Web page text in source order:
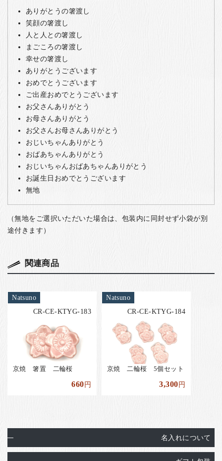
ありがとうの箸渡し
笑顔の箸渡し
人と人との箸渡し
まごころの箸渡し
幸せの箸渡し
ありがとうございます
おめでとうございます
ご出産おめでとうございます
お父さんありがとう
お母さんありがとう
お父さんお母さんありがとう
おじいちゃんありがとう
おばあちゃんありがとう
おじいちゃんおばあちゃんありがとう
お誕生日おめでとうございます
無地
（無地をご選択いただいた場合は、包装内に同封せず小袋が別
途付きます）
関連商品
Natsuno
CR-CE-KTYG-183
京焼 箸置 二輪桜
660円
Natsuno
CR-CE-KTYG-184
京焼 二輪桜 5個セット
3,300円
名入れについて